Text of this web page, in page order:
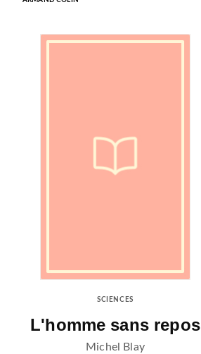
SCIENCES
L'homme sans repos
Michel Blay